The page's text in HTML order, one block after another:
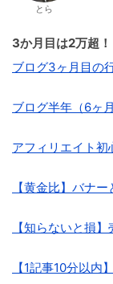
とら
3か月目は2万超！
ブログ3ヶ月目の
ブログ半年（6ヶ
アフィリエイト
【黄金比】バナ
【知らないと損
【1記事10分以内